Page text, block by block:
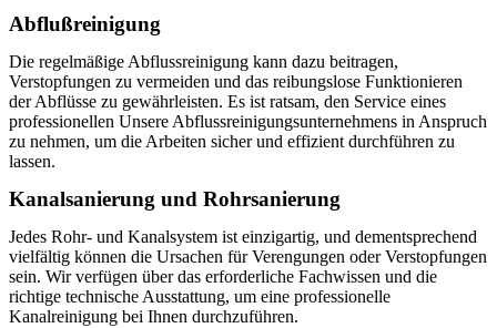
Abflußreinigung
Die regelmäßige Abflussreinigung kann dazu beitragen,
Verstopfungen zu vermeiden und das reibungslose Funktionieren
der Abflüsse zu gewährleisten. Es ist ratsam, den Service eines
professionellen Unsere Abflussreinigungsunternehmens in Anspruch
zu nehmen, um die Arbeiten sicher und effizient durchführen zu
lassen.
Kanalsanierung und Rohrsanierung
Jedes Rohr- und Kanalsystem ist einzigartig, und dementsprechend
vielfältig können die Ursachen für Verengungen oder Verstopfungen
sein. Wir verfügen über das erforderliche Fachwissen und die
richtige technische Ausstattung, um eine professionelle
Kanalreinigung bei Ihnen durchzuführen.